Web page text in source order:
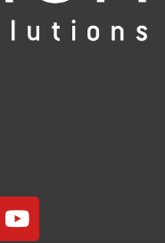
Y
o